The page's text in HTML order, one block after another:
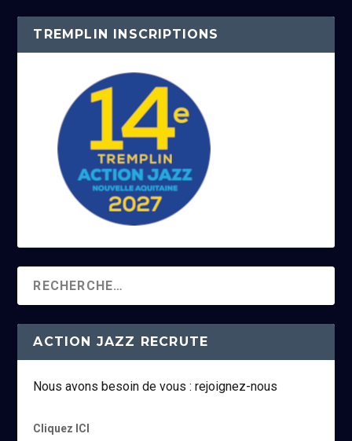
TREMPLIN INSCRIPTIONS
ACTION JAZZ RECRUTE
Nous avons besoin de vous : rejoignez-nous
Cliquez ICI